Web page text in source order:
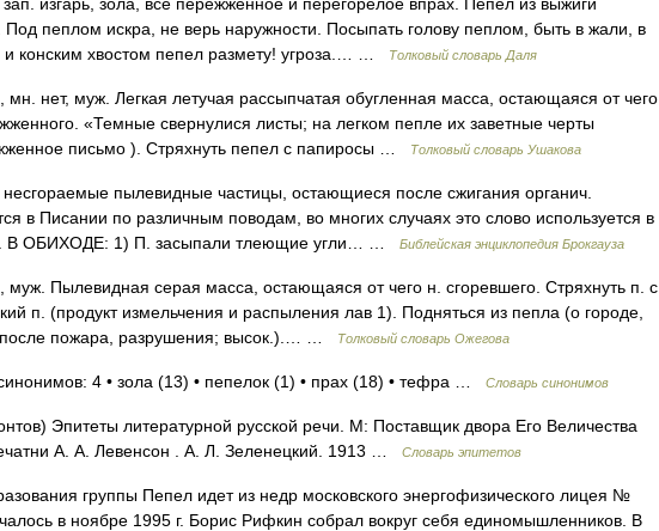
пеплом искра, не верь наружности. Посыпать голову пеплом, быть в жали, в
и конским хвостом пепел размету! угроза.… …
Толковый словарь Даля
нет, муж. Легкая летучая рассыпчатая обугленная масса, остающаяся от чего
«Темные свернулися листы; на легком пепле их заветные черты
письмо ). Стряхнуть пепел с папиросы …
Толковый словарь Ушакова
пылевидные частицы, остающиеся после сжигания органич.
в Писании по различным поводам, во многих случаях это слово используется в
В ОБИХОДЕ: 1) П. засыпали тлеющие угли… …
Библейская энциклопедия Брокгауза
Пылевидная серая масса, остающаяся от чего н. сгоревшего. Стряхнуть п. с
п. (продукт измельчения и распыления лав 1). Подняться из пепла (о городе,
после пожара, разрушения; высок.).… …
Толковый словарь Ожегова
4 • зола (13) • пепелок (1) • прах (18) • тефра … Словарь синонимов
Эпитеты литературной русской речи. М: Поставщик двора Его Величества
А. А. Левенсон . А. Л. Зеленецкий. 1913 …
Словарь эпитетов
группы Пепел идет из недр московского энергофизического лицея №
в ноябре 1995 г. Борис Рифкин собрал вокруг себя единомышленников. В